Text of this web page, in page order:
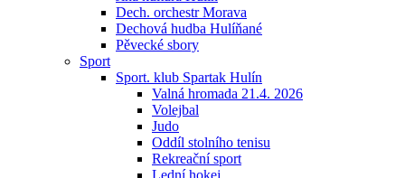
Dech. orchestr Morava
Dechová hudba Hulíňané
Pěvecké sbory
Sport
Sport. klub Spartak Hulín
Valná hromada 21.4. 2026
Volejbal
Judo
Oddíl stolního tenisu
Rekreační sport
Lední hokej